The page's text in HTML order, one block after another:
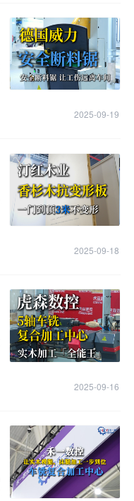
2025-09-19
2025-09-18
2025-09-16